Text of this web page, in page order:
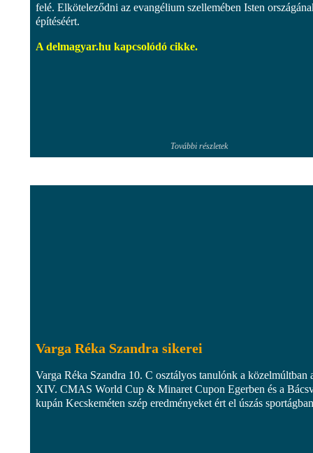
felé. Elköteleződni az evangélium szellemében Isten
építéséért.
A delmagyar.hu kapcsolódó cikke.
További részletek
Varga Réka Szandra sikerei
Varga Réka Szandra 10. C osztályos tanulónk a közelmúltban
XIV. CMAS World Cup & Minaret Cupon Egerben és a
kupán Kecskeméten szép eredményeket ért el úszás